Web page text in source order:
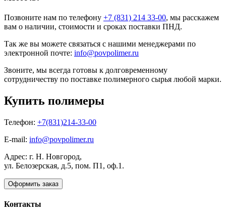
Позвоните нам по телефону +7 (831) 214 33-00, мы расскажем
вам о наличии, стоимости и сроках поставки ПНД.
Так же вы можете связаться с нашими менеджерами по
электронной почте: info@povpolimer.ru
Звоните, мы всегда готовы к долговременному
сотрудничеству по поставке полимерного сырья любой марки.
Купить полимеры
Телефон: +7(831)214-33-00
E-mail: info@povpolimer.ru
Адрес: г. Н. Новгород,
ул. Белозерская, д.5, пом. П1, оф.1.
Оформить заказ
Контакты